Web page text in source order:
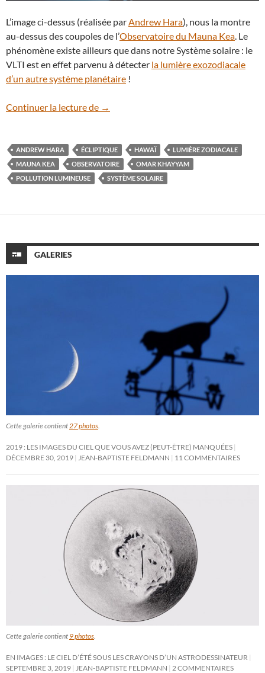
L’image ci-dessus (réalisée parAndrew Hara), nous la montre
au-dessus des coupoles de l’Observatoire du Mauna Kea. Le
phénomène existe ailleurs que dans notre Système solaire : le
VLTI est en effet parvenu à détecter la lumière exozodiacale
d’un autre système planétaire !
Continuer la lecture de La lumière zodiacale en majesté sur le
→
ANDREW HARA ÉCLIPTIQUE HAWAÏ
LUMIÈRE ZODIACALE
MAUNA KEA
OBSERVATOIRE
OMAR KHAYYAM
POLLUTION LUMINEUSE
SYSTÈME SOLAIRE
GALERIES
Cette galerie contient 27 photos
2019 : LES IMAGES DU CIEL QUE VOUS AVEZ (PEUT-ÊTRE) MANQUÉES
DÉCEMBRE 30, 2019
JEAN-BAPTISTE FELDMANN 11 COMMENTAIRES
Cette galerie contient 9 photos
EN IMAGES : LE CIEL D’ÉTÉ SOUS LES CRAYONS D’UN ASTRODESSINATEUR
SEPTEMBRE 3, 2019
JEAN-BAPTISTE FELDMANN 2 COMMENTAIRES